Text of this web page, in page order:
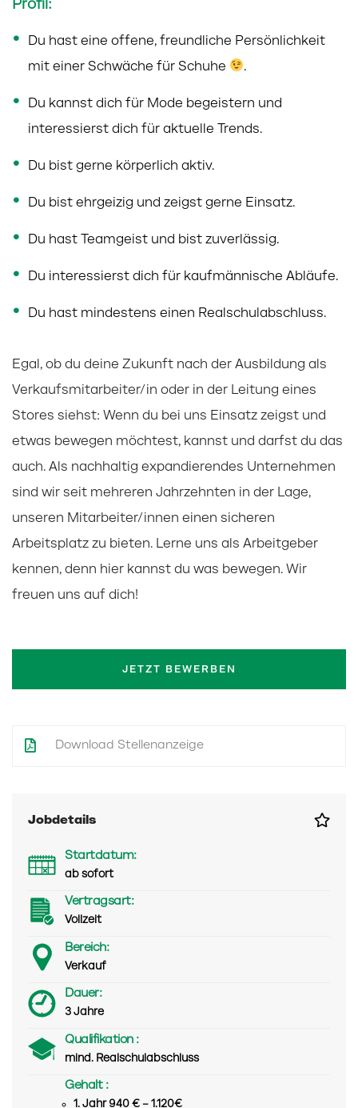
Profil:
Du hast eine offene, freundliche Persönlichkeit
mit einer Schwäche für Schuhe
.
Du kannst dich für Mode begeistern und
interessierst dich für aktuelle Trends.
Du bist gerne körperlich aktiv.
Du bist ehrgeizig und zeigst gerne Einsatz.
Du hast Teamgeist und bist zuverlässig.
Du interessierst dich für kaufmännische Abläufe.
Du hast mindestens einen Realschulabschluss.
Egal, ob du deine Zukunft nach der Ausbildung als
Verkaufsmitarbeiter/in oder in der Leitung eines
Stores siehst: Wenn du bei uns Einsatz zeigst und
etwas bewegen möchtest, kannst und darfst du das
auch. Als nachhaltig expandierendes Unternehmen
sind wir seit mehreren Jahrzehnten in der Lage,
unseren Mitarbeiter/innen einen sicheren
Arbeitsplatz zu bieten. Lerne uns als Arbeitgeber
kennen, denn hier kannst du was bewegen. Wir
freuen uns auf dich!
JETZT BEWERBEN
Download Stellenanzeige
Jobdetails
Startdatum:
ab sofort
Vertragsart:
Vollzeit
Bereich:
Verkauf
Dauer:
3 Jahre
Qualifikation :
mind. Realschulabschluss
Gehalt :
1. Jahr 940 € – 1.120€